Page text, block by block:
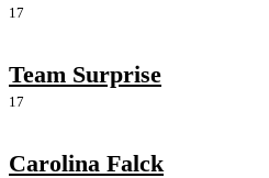
17
Team Surprise
17
Carolina Falck